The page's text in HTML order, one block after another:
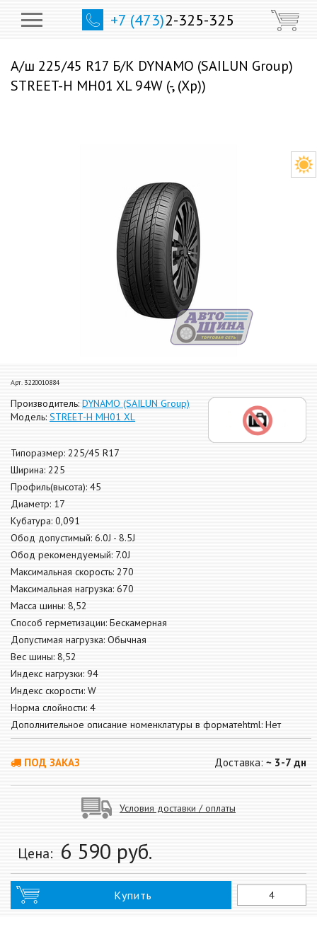
+7 (473)2-325-325
А/ш 225/45 R17 Б/К DYNAMO (SAILUN Group)
STREET-H MH01 XL 94W (-, (Хр))
Арт. 3220010884
Производитель: DYNAMO (SAILUN Group)
Модель: STREET-H MH01 XL
Типоразмер: 225/45 R17
Ширина: 225
Профиль(высота): 45
Диаметр: 17
Кубатура: 0,091
Обод допустимый: 6.0J - 8.5J
Обод рекомендуемый: 7.0J
Максимальная скорость: 270
Максимальная нагрузка: 670
Масса шины: 8,52
Способ герметизации: Бескамерная
Допустимая нагрузка: Обычная
Вес шины: 8,52
Индекс нагрузки: 94
Индекс скорости: W
Норма слойности: 4
Дополнительное описание номенклатуры в форматеhtml: Нет
ПОД ЗАКАЗ Доставка: ~ 3-7 дн
Условия доставки / оплаты
Цена: 6 590 руб.
Купить